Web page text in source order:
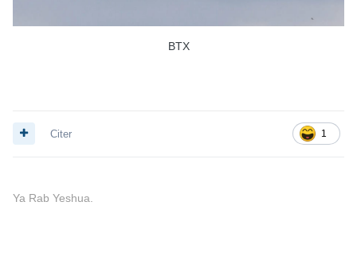
BTX
1
Citer
Ya Rab Yeshua.